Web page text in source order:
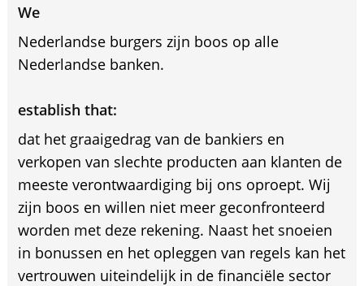
We
Nederlandse burgers zijn boos op alle
Nederlandse banken.
establish that:
dat het graaigedrag van de bankiers en
verkopen van slechte producten aan klanten de
meeste verontwaardiging bij ons oproept. Wij
zijn boos en willen niet meer geconfronteerd
worden met deze rekening. Naast het snoeien
in bonussen en het opleggen van regels kan het
vertrouwen uiteindelijk in de financiële sector